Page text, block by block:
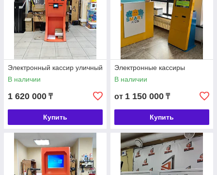
Электронный кассир уличный
В наличии
1 620 000 ₸
Купить
Электронные кассиры
В наличии
от 1 150 000 ₸
Купить